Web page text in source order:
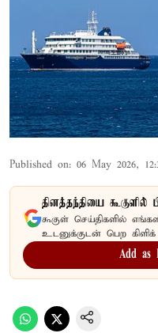
Published on: 06 May 2026,
தினத்தந்தியை கூகுளில்
கூகுள் செய்திகளில்
உடனுக்குடன் பெற
Add as